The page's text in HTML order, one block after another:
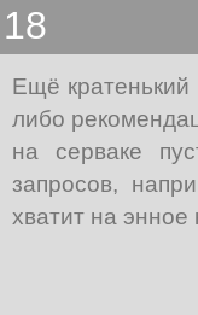
Ещё кратенький
либо
на серваке
запросов,
хватит на энное